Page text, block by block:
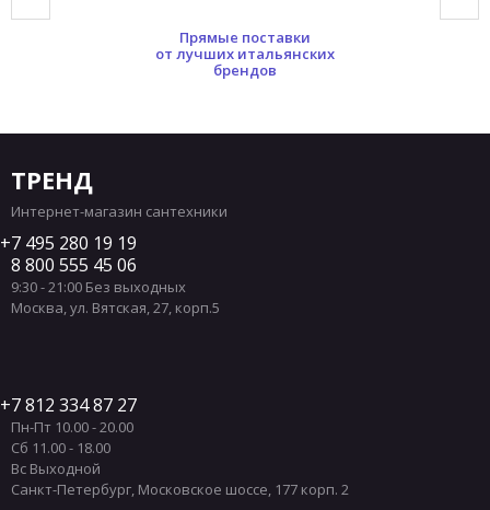
Прямые поставки
от лучших итальянских
брендов
ТРЕНД
Интернет-магазин сантехники
7 495 280 19 19
8 800 555 45 06
9:30 - 21:00 Без выходных
Москва,ул. Вятская, 27, корп.5
7 812 334 87 27
Пн-Пт 10.00 - 20.00
Сб 11.00 - 18.00
Вс Выходной
Санкт-Петербург, Московское шоссе, 177 корп. 2